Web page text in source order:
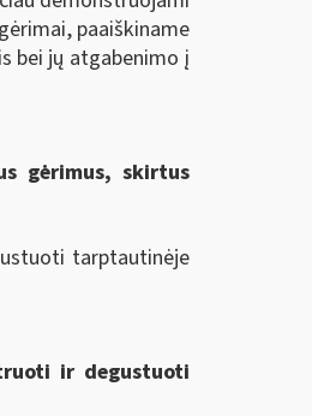
paaiškiname
bei jų atgabenimo į
gėrimus, skirtus
tarptautinėje
ir degustuoti